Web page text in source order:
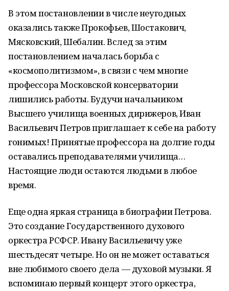
В этом постановлении в числе неугодных
оказались также Прокофьев, Шостакович,
Мясковский, Шебалин. Вслед за этим
постановлением началась борьба с
«космополитизмом», в связи с чем многие
профессора Московской консерватории
лишились работы. Будучи начальником
Высшего училища военных дирижеров, Иван
Васильевич Петров приглашает к себе на работу
гонимых! Принятые профессора на долгие годы
оставались преподавателями училища…
Настоящие люди остаются людьми в любое
время.
Еще одна яркая страница в биографии Петрова.
Это создание Государственного духового
оркестра РСФСР. Ивану Васильевичу уже
шестьдесят четыре. Но он не может оставаться
вне любимого своего дела — духовой музыки. Я
вспоминаю первый концерт этого оркестра,